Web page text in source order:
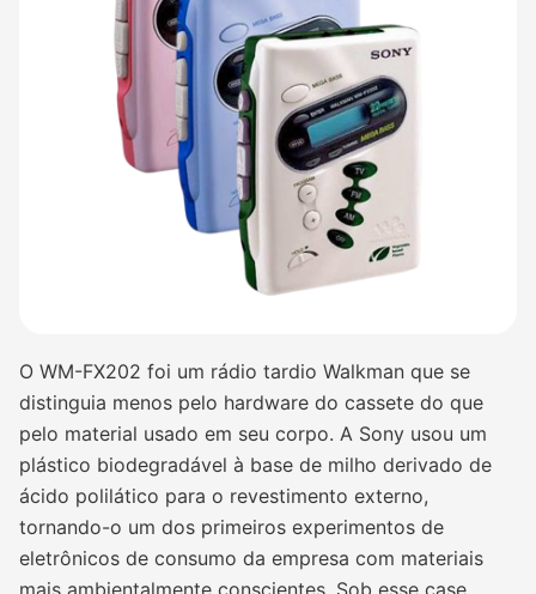
O WM-FX202 foi um rádio tardio Walkman que se
distinguia menos pelo hardware do cassete do que
pelo material usado em seu corpo. A Sony usou um
plástico biodegradável à base de milho derivado de
ácido polilático para o revestimento externo,
tornando-o um dos primeiros experimentos de
eletrônicos de consumo da empresa com materiais
mais ambientalmente conscientes. Sob esse case